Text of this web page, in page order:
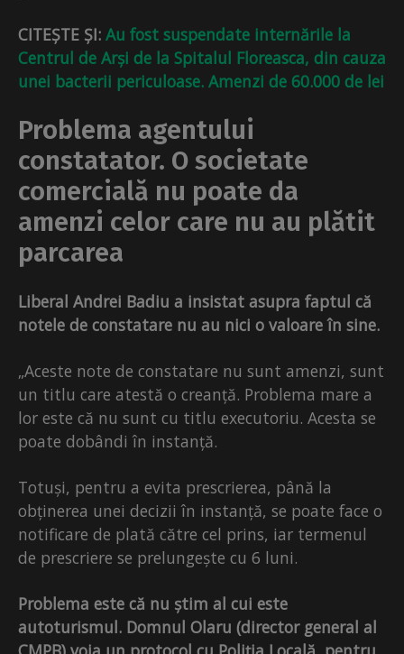
CITEȘTE ȘI: Au fost suspendate internările la
Centrul de Arși de la Spitalul Floreasca, din cauza
unei bacterii periculoase. Amenzi de 60.000 de lei
Problema agentului
constatator. O societate
comercială nu poate da
amenzi celor care nu au plătit
parcarea
Liberal Andrei Badiu a insistat asupra faptul că
notele de constatare nu au nici o valoare în sine.
„Aceste note de constatare nu sunt amenzi, sunt
un titlu care atestă o creanță. Problema mare a
lor este că nu sunt cu titlu executoriu. Acesta se
poate dobândi în instanță.
Totuși, pentru a evita prescrierea, până la
obținerea unei decizii în instanță, se poate face o
notificare de plată către cel prins, iar termenul
de prescriere se prelungește cu 6 luni.
Problema este că nu știm al cui este
autoturismul. Domnul Olaru (director general al